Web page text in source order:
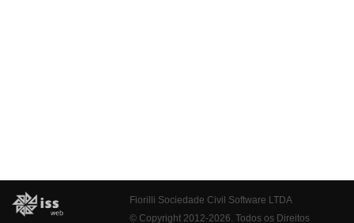
Fiorilli Sociedade Civil Software LTDA
© Copyright 2012-2026. Todos os Direitos